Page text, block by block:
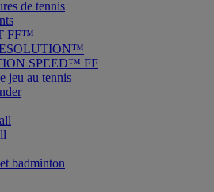
de tennis
FF™
SPEED™ FF
jeu au tennis
badminton